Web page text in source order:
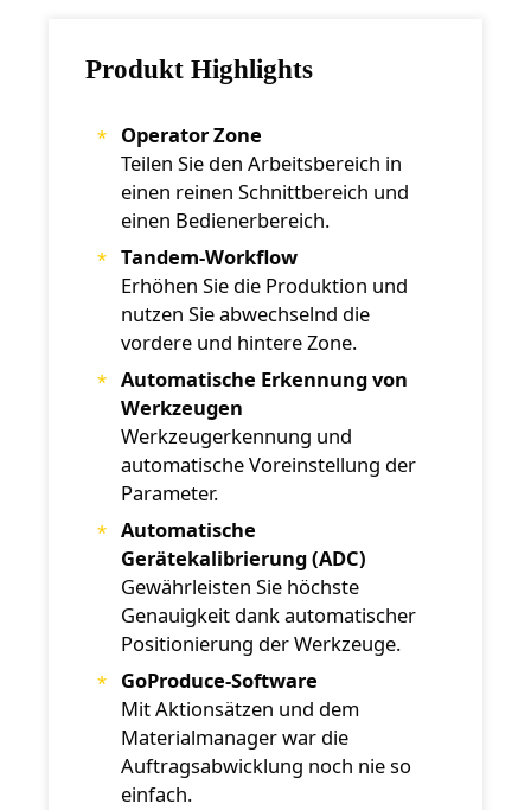
Produkt Highlights
Operator Zone
Teilen Sie den Arbeitsbereich in
einen reinen Schnittbereich und
einen Bedienerbereich.
Tandem-Workflow
Erhöhen Sie die Produktion und
nutzen Sie abwechselnd die
vordere und hintere Zone.
Automatische Erkennung von
Werkzeugen
Werkzeugerkennung und
automatische Voreinstellung der
Parameter.
Automatische
Gerätekalibrierung (ADC)
Gewährleisten Sie höchste
Genauigkeit dank automatischer
Positionierung der Werkzeuge.
GoProduce-Software
Mit Aktionsätzen und dem
Materialmanager war die
Auftragsabwicklung noch nie so
einfach.